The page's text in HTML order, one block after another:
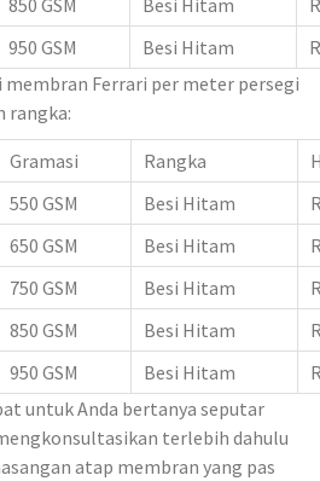
950 GSM Besi Hitam
Ferrari per meter persegi
rangka:
Gramasi Rangka
550 GSM Besi Hitam
650 GSM Besi Hitam
750 GSM Besi Hitam
850 GSM Besi Hitam
950 GSM Besi Hitam
untuk Anda bertanya seputar
terlebih dahulu
atap membran yang pas